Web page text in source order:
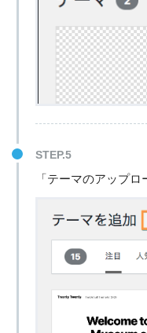
STEP.5
「テーマのアップロ